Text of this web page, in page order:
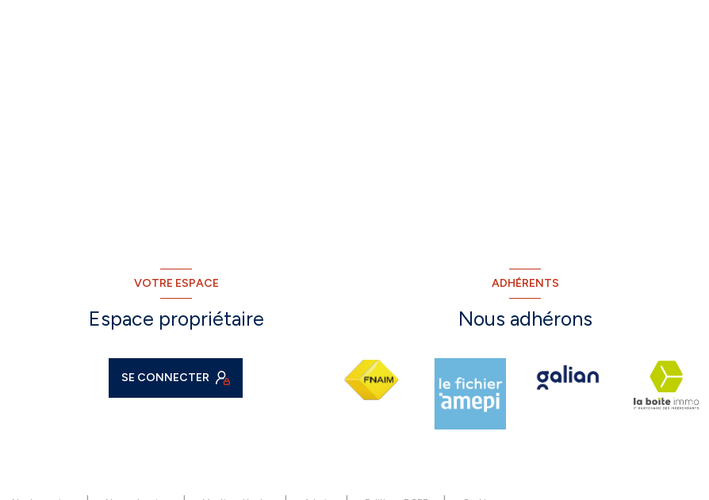
VOTRE ESPACE
Espace propriétaire
SE CONNECTER
ADHÉRENTS
Nous adhérons